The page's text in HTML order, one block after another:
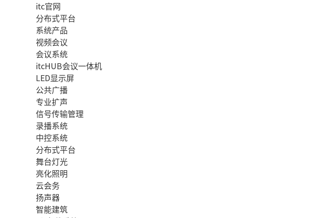
itc官网
分布式平台
系统产品
视频会议
会议系统
itcHUB会议一体机
LED显示屏
公共广播
专业扩声
信号传输管理
录播系统
中控系统
分布式平台
舞台灯光
亮化照明
云会务
扬声器
智能建筑